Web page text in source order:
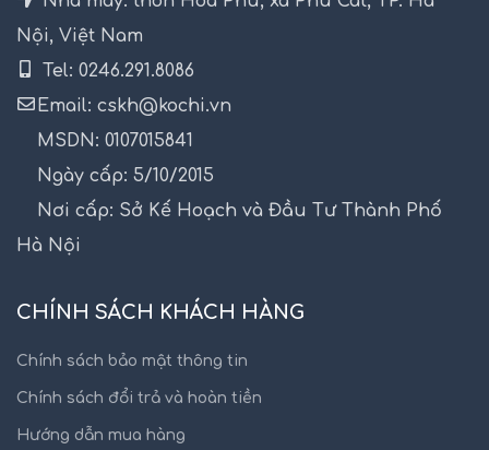
Nội, Việt Nam
Tel: 0246.291.8086
Email: cskh@kochi.vn
MSDN: 0107015841
Ngày cấp: 5/10/2015
Nơi cấp: Sở Kế Hoạch và Đầu Tư Thành Phố
Hà Nội
CHÍNH SÁCH KHÁCH HÀNG
Chính sách bảo mật thông tin
Chính sách đổi trả và hoàn tiền
Hướng dẫn mua hàng